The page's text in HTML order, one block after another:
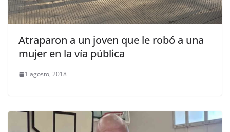
Atraparon a un joven que le robó a una
mujer en la vía pública
1 agosto, 2018